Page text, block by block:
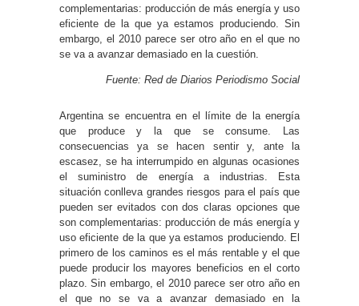
complementarias: producción de más energía y uso
eficiente de la que ya estamos produciendo. Sin
embargo, el 2010 parece ser otro año en el que no
se va a avanzar demasiado en la cuestión.
Fuente: Red de Diarios Periodismo Social
Argentina se encuentra en el límite de la energía
que produce y la que se consume. Las
consecuencias ya se hacen sentir y, ante la
escasez, se ha interrumpido en algunas ocasiones
el suministro de energía a industrias. Esta
situación conlleva grandes riesgos para el país que
pueden ser evitados con dos claras opciones que
son complementarias: producción de más energía y
uso eficiente de la que ya estamos produciendo. El
primero de los caminos es el más rentable y el que
puede producir los mayores beneficios en el corto
plazo. Sin embargo, el 2010 parece ser otro año en
el que no se va a avanzar demasiado en la